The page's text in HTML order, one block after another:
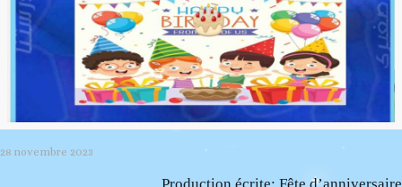
28 novembre 2023
Production écrite: Fête d’anniversaire